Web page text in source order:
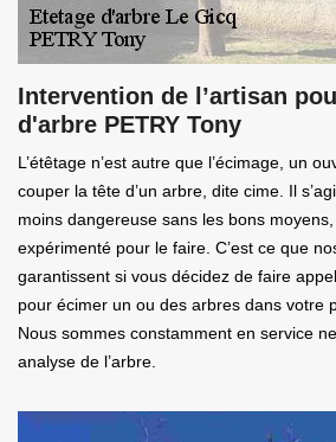
Intervention de l’artisan
d'arbre PETRY Tony
L’étêtage n’est autre que l’écimage, un
couper la tête d’un arbre, dite cime. Il
moins dangereuse sans les bons
expérimenté pour le faire. C’est ce que
garantissent si vous décidez de faire
pour écimer un ou des arbres dans votre
Nous sommes constamment en service
analyse de l’arbre.